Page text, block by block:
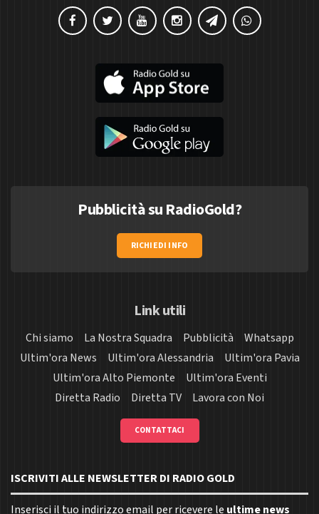
Pubblicità su RadioGold?
RICHIEDI INFO
Link utili
Chi siamo La Nostra Squadra Pubblicità
Whatsapp
Ultim'ora News
Ultim'ora Alessandria
Ultim'ora Pavia
Ultim'ora Alto Piemonte
Ultim'ora Eventi
Diretta Radio
Diretta TV Lavora con Noi
CONTATTACI
ISCRIVITI ALLE NEWSLETTER DI RADIO GOLD
Inserisci il tuo indirizzo email per ricevere le ultime news